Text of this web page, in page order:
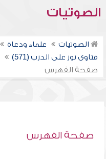
الصوتيات
الصوتيات علماء ودعاة
فتاوى نور على الدرب (571)
صفحة الفهرس
صفحة الفهرس